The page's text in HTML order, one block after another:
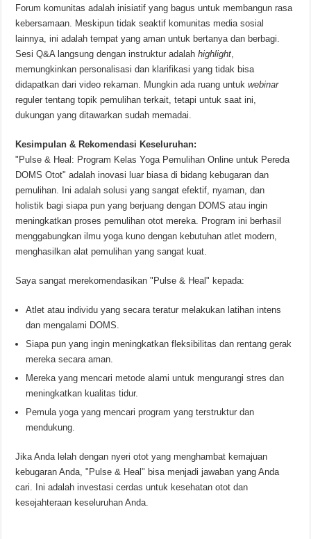
Forum komunitas adalah inisiatif yang bagus untuk membangun rasa
kebersamaan. Meskipun tidak seaktif komunitas media sosial
lainnya, ini adalah tempat yang aman untuk bertanya dan berbagi.
Sesi Q&A langsung dengan instruktur adalahhighlight
memungkinkan personalisasi dan klarifikasi yang tidak bisa
didapatkan dari video rekaman. Mungkin ada ruang untukwebinar
reguler tentang topik pemulihan terkait, tetapi untuk saat ini,
dukungan yang ditawarkan sudah memadai.
Kesimpulan & Rekomendasi Keseluruhan:
"Pulse & Heal: Program Kelas Yoga Pemulihan Online untuk Pereda
DOMS Otot" adalah inovasi luar biasa di bidang kebugaran dan
pemulihan. Ini adalah solusi yang sangat efektif, nyaman, dan
holistik bagi siapa pun yang berjuang dengan DOMS atau ingin
meningkatkan proses pemulihan otot mereka. Program ini berhasil
menggabungkan ilmu yoga kuno dengan kebutuhan atlet modern,
menghasilkan alat pemulihan yang sangat kuat.
Saya sangat merekomendasikan "Pulse & Heal" kepada:
Atlet atau individu yang secara teratur melakukan latihan intens
dan mengalami DOMS.
Siapa pun yang ingin meningkatkan fleksibilitas dan rentang gerak
mereka secara aman.
Mereka yang mencari metode alami untuk mengurangi stres dan
meningkatkan kualitas tidur.
Pemula yoga yang mencari program yang terstruktur dan
mendukung.
Jika Anda lelah dengan nyeri otot yang menghambat kemajuan
kebugaran Anda, "Pulse & Heal" bisa menjadi jawaban yang Anda
cari. Ini adalah investasi cerdas untuk kesehatan otot dan
kesejahteraan keseluruhan Anda.